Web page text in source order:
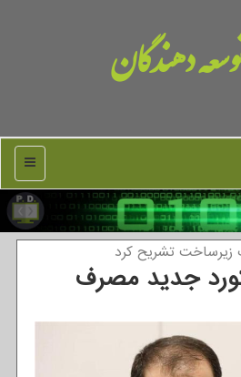
دهندگان
منو
زیرساخت تشریح كرد
جدید مصرف